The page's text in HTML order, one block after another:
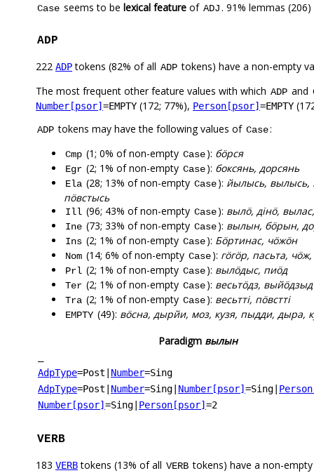
Case seems to be lexical feature of ADJ. 91% lemmas
ADP
222 ADPtokens (82% of all ADP tokens) have a non-empty
The most frequent other feature values with which ADP and
Number[psor] =EMPTY (172; 77%), Person[psor] =EMPTY
ADP tokens may have the following values of Case:
Cmp (1; 0% of non-empty Case): бӧрся
Egr (2; 1% of non-empty Case): боксянь, дорсянь
Ela (28; 13% of non-empty Case): йылысь, вылысь,
пӧвстысь
Ill (96; 43% of non-empty Case): вылӧ, дінӧ,
Ine (73; 33% of non-empty Case): вылын, бӧрын,
Ins (2; 1% of non-empty Case): Бӧртинас, чӧжӧн
Nom (14; 6% of non-empty Case): гӧгӧр, пасьта,
Prl (2; 1% of non-empty Case): вылӧдыс, пиӧд
Ter (2; 1% of non-empty Case): весьтӧдз, выйӧдзыд
Tra (2; 1% of non-empty Case): весьтті, пӧвстті
EMPTY (49): вӧсна, дырйи, моз, кузя, пыдди, дыра,
Paradigm вылын
AdpType=Post Number=Sing
AdpType=Post Number=Sing Number[psor] =Sing
Number[psor] =Sing Person[psor] =2
VERB
183 VERBtokens (13% of all VERB tokens) have a non-